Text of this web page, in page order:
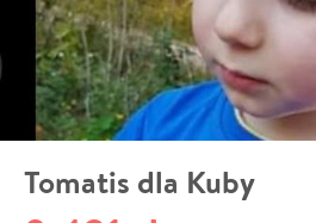
Tomatis dla Kuby